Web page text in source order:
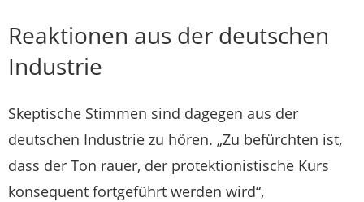
Reaktionen aus der deutschen
Industrie
Skeptische Stimmen sind dagegen aus der
deutschen Industrie zu hören. „Zu befürchten ist,
dass der Ton rauer, der protektionistische Kurs
konsequent fortgeführt werden wird“,